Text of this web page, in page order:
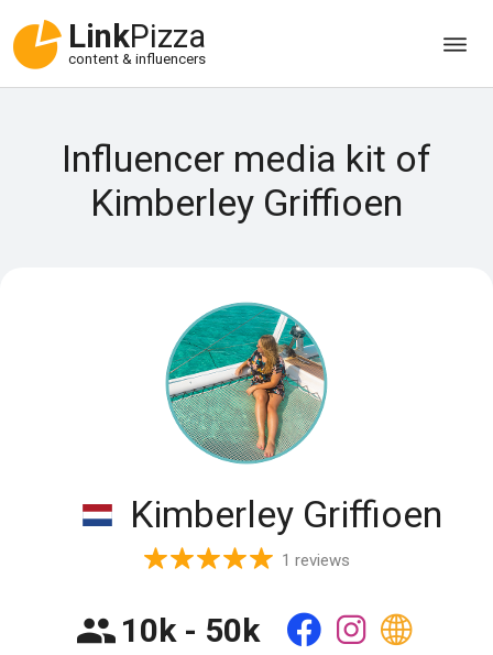
LinkPizza
content & influencers
Influencer media kit of
Kimberley Griffioen
Kimberley Griffioen
1 reviews
10k - 50k